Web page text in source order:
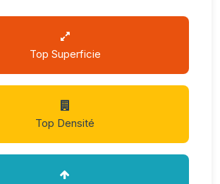
Top Superficie
Top Densité